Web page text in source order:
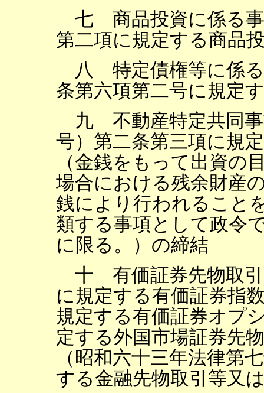
七 商品投資に係る事
第二項に規定する商品
八 特定債権等に係る
条第六項第二号に規定
九 不動産特定共同事
号）第二条第三項に規
（金銭をもって出資の
場合における残余財産
銭により行われること
類する事項として政令
に限る。）の締結
十 有価証券先物取引
に規定する有価証券指
規定する有価証券オプ
定する外国市場証券先
（昭和六十三年法律第
する金融先物取引等又